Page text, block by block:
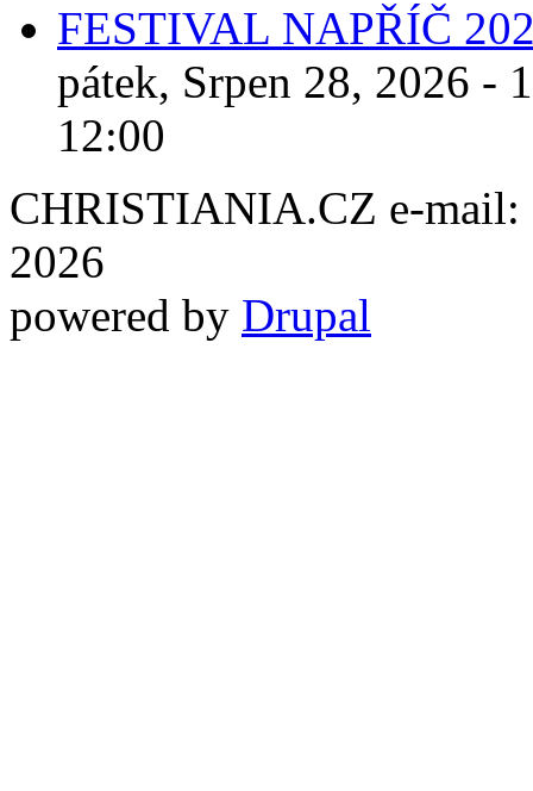
FESTIVAL NAPŘÍČ
pátek, Srpen 28, 2026 -
12:00
CHRISTIANIA.CZ e-mail:
2026
powered by Drupal